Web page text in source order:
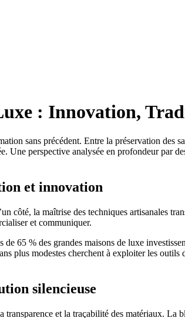
: Innovation,
sans précédent. Entre la préservation des
Une perspective analysée en profondeur par
et innovation
côté, la maîtrise des techniques artisanales
et communiquer.
de 65 % des grandes maisons de luxe
plus modestes cherchent à exploiter les
silencieuse
et la traçabilité des matériaux.